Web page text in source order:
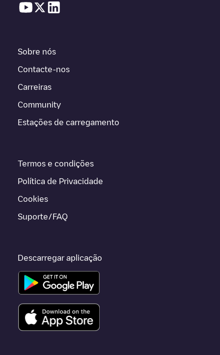
Sobre nós
Contacte-nos
Carreiras
Community
Estações de carregamento
Termos e condições
Política de Privacidade
Cookies
Suporte/FAQ
Descarregar aplicação